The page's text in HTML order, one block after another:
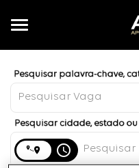
Toggle
PT
access_time